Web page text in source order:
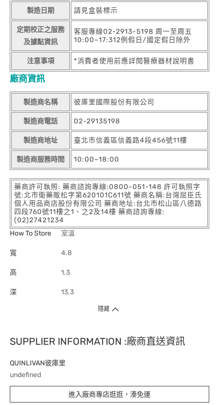
製造日期 請見盒裝標示
定期校正之服務
及據點資訊
客服專線02-2913-5198 周一至周五
10:00~17:312例假日/國定假日除外
注意事項 *消費者使用前應詳閱醫療器材說明書
廠商資訊
製造商名稱 彼庫里國際股份有限公司
製造商電話 02-29135198
製造商地址 臺北市信義區信義路4段456號11樓
製造商服務時間 10:00~18:00
藥商許可執照: 藥商諮詢專線:0800-051-148 許可執照字
號:北市衛藥販松字第620101C611號 藥商名稱:台灣屈臣氏
個人用品商店股份有限公司 藥商地址:台北市松山區八德路
四段760號11樓之1、之2及14樓 藥商諮詢專線:
(02)27421234
How To Store
室溫
寬 4.8
高 1.3
深 13.3
隱藏
SUPPLIER INFORMATION :廠商直送資訊
QUINLIVAN彼庫里
undefined
進入廠商專店逛逛，湊免運